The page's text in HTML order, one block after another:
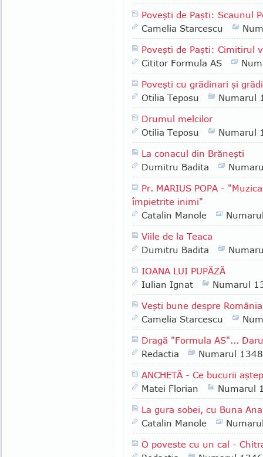
Poveşti de Paşti: Scaunul
Camelia Starcescu
Poveşti de Paşti: Cimitirul
Cititor Formula AS
Poveşti cu grădinari şi
Otilia Teposu
Numarul
Drumul melcilor
Otilia Teposu
Numarul
La conacul din Brăneşti
Dumitru Badita
Pr. MARIUS POPA -
împietrite inimi"
Catalin Manole
Viile de la Teaca
Dumitru Badita
IOANA LUI PUPĂZĂ
Iulian Ignat
Numarul
Veşti bune despre
Camelia Starcescu
Dragă "Formula AS"...
Redactia
Numarul 1348
ANCHETĂ - Ce bucurii
Matei Florian
Numarul
La gura sobei, cu Buna
Catalin Manole
O poveste cu un cal -